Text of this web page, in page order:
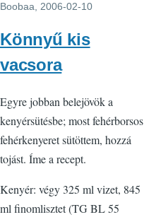
Boobaa, 2006-02-10
Könnyű kis
vacsora
Egyre jobban belejövök a
kenyérsütésbe; most fehérborsos
fehérkenyeret sütöttem, hozzá
tojást. Íme a recept.
Kenyér: végy 325 ml vizet, 845
ml finomlisztet (TG BL 55